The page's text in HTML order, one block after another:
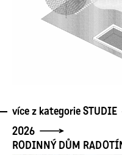
více z kategorieSTUDIE
2026
RODINNÝ DŮM